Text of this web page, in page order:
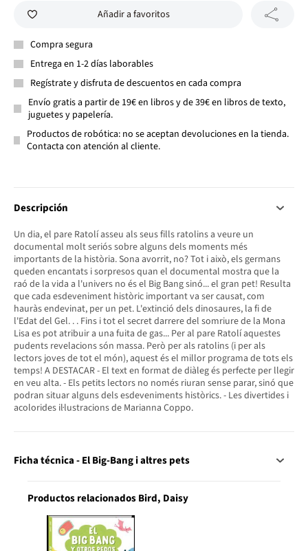
Añadir a favoritos
Compra segura
Entrega en 1-2 días laborables
Regístrate y disfruta de descuentos en cada compra
Envío gratis a partir de 19€ en libros y de 39€ en libros de texto,
juguetes y papelería.
Productos de robótica: no se aceptan devoluciones en la tienda.
Contacta con atención al cliente.
Descripción
Un dia, el pare Ratolí asseu als seus fills ratolins a veure un
documental molt seriós sobre alguns dels moments més
importants de la història. Sona avorrit, no? Tot i això, els germans
queden encantats i sorpresos quan el documental mostra que la
raó de la vida a l'univers no és el Big Bang sinó... el gran pet! Resulta
que cada esdeveniment històric important va ser causat, com
hauràs endevinat, per un pet. L'extinció dels dinosaures, la fi de
l'Edat del Gel. . . Fins i tot el secret darrere del somriure de la Mona
Lisa es pot atribuir a una fuita de gas... Per al pare Ratolí aquestes
pudents revelacions són massa. Però per als ratolins (i per als
lectors joves de tot el món), aquest és el millor programa de tots els
temps! A DESTACAR - El text en format de diàleg és perfecte per llegir
en veu alta. - Els petits lectors no només riuran sense parar, sinó que
podran situar alguns dels esdeveniments històrics. - Les divertides i
acolorides il·lustracions de Marianna Coppo.
Ficha técnica - El Big-Bang i altres pets
Productos relacionados Bird, Daisy